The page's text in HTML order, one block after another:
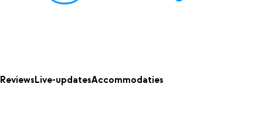
ReviewsLive-updatesAccommodaties